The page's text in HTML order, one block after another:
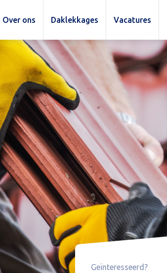
Over ons Daklekkages Vacatures
Geïnteresseerd?